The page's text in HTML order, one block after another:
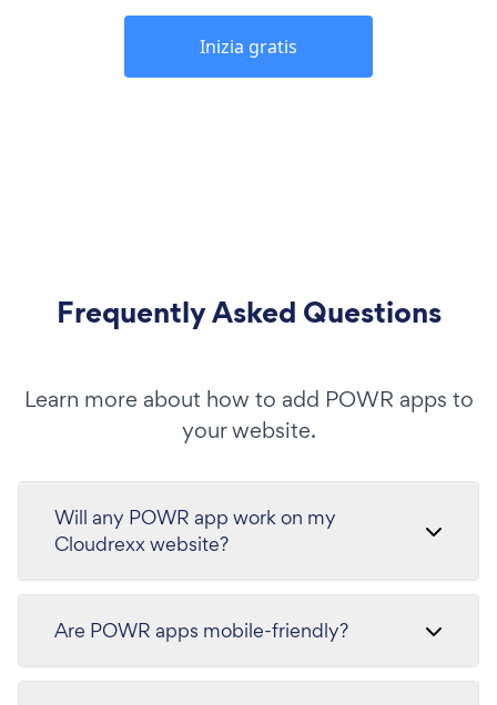
Inizia gratis
Frequently Asked Questions
Learn more about how to add POWR apps to
your website.
Will any POWR app work on my
Cloudrexx website?
Are POWR apps mobile-friendly?